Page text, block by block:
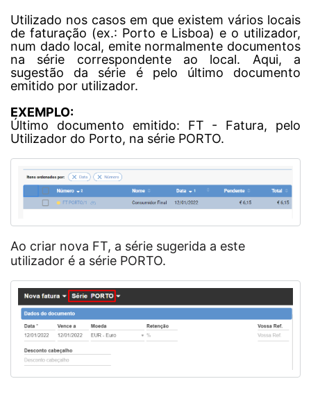
Utilizado nos casos em que existem vários locais
de faturação (ex.: Porto e Lisboa) e o utilizador,
num dado local, emite normalmente documentos
na série correspondente ao local. Aqui, a
sugestão da série é pelo último documento
emitido por utilizador.
EXEMPLO:
Último documento emitido: FT - Fatura, pelo
Utilizador do Porto, na série PORTO.
Ao criar nova FT, a série sugerida a este
utilizador é a série PORTO.